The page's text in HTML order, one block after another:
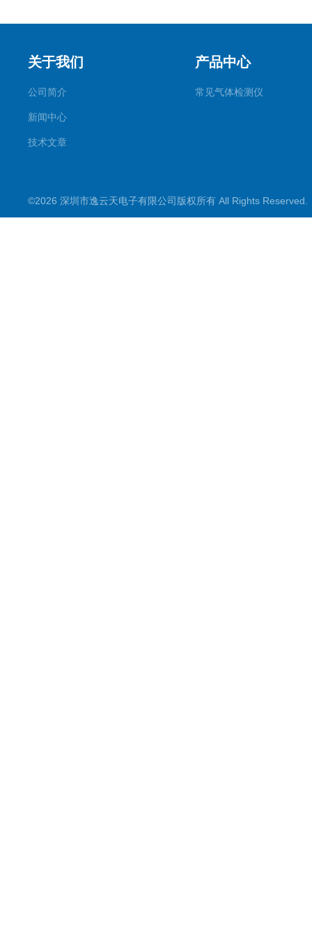
关于我们
公司简介
新闻中心
技术文章
产品中心
常见气体检测仪
©2026 深圳市逸云天电子有限公司版权所有 All Rights